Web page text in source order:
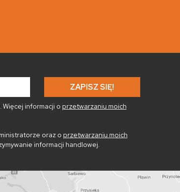
Więcej informacji o przetwarzaniu moich
oraz o przetwarzaniu moich
informacji handlowej.